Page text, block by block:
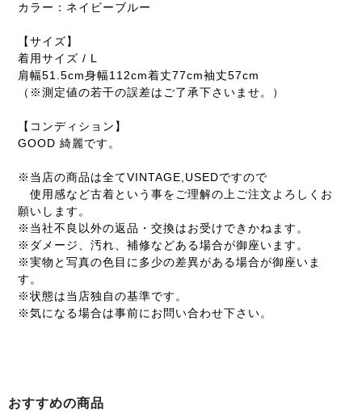
カラー：ネイビーブルー
【サイズ】
着用サイズ / L
肩幅51.5cm身幅112cm着丈77cm袖丈57cm
（※測定値の若干の誤差はご了承下さいませ。）
【コンディション】
GOOD 綺麗です。
※当店の商品は全てVINTAGE,USEDですので
使用感など古着という事をご理解の上ご注文よろしくお
願いします。
※当社不良以外の返品・交換はお受けできかねます。
※ダメージ、汚れ、補修などある場合が御座います。
※実物と写真の色目に多少の差異がある場合が御座いま
す。
※状態は当店独自の基準です。
※気になる場合は事前にお問い合わせ下さい。
おすすめの商品